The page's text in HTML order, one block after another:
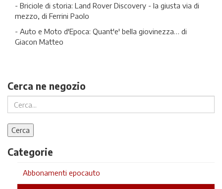
- Briciole di storia: Land Rover Discovery - la giusta via di
mezzo, di Ferrini Paolo
- Auto e Moto d'Epoca: Quant'e' bella giovinezza… di
Giacon Matteo
Cerca ne negozio
Categorie
Abbonamenti epocauto